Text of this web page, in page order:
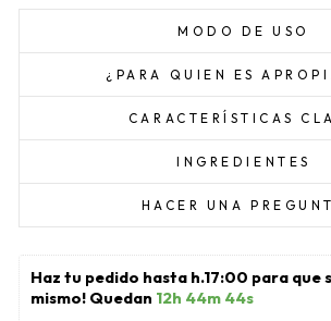
MODO DE USO
¿PARA QUIEN ES
CARACTERÍSTICAS
INGREDIENTES
HACER UNA
Haz tu pedido hasta h.17:00 para que
mismo! Quedan 12h 44m 44s